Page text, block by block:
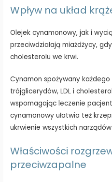
Wpływ na układ
Olejek cynamonowy, jak i
przeciwdziałają miażdżycy,
cholesterolu we krwi.
Cynamon spożywany
trójglicerydów, LDL i
wspomagając leczenie
cynamonowy ułatwia też
ukrwienie wszystkich
Właściwości
przeciwzapalne